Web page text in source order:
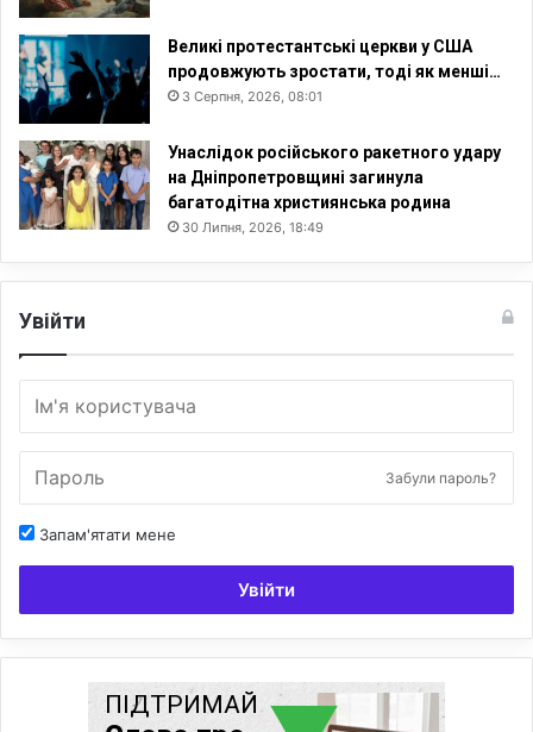
Великі протестантські церкви у США
продовжують зростати, тоді як менші…
3 Серпня, 2026, 08:01
Унаслідок російського ракетного удару
на Дніпропетровщині загинула
багатодітна християнська родина
30 Липня, 2026, 18:49
Увійти
Забули пароль?
Запам'ятати мене
Увійти